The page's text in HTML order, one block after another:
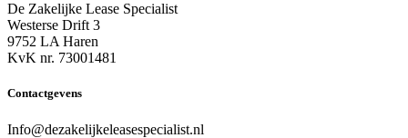
De Zakelijke Lease Specialist
Westerse Drift 3
9752 LA Haren
KvK nr. 73001481
Contactgevens
Info@dezakelijkeleasespecialist.nl